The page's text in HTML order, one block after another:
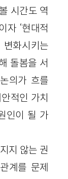
시간도 역
자 ‘현대적
변화시키는
돌봄을 서
의가 흐를
적인 가치
인이 될 가
지 않는 권
계를 문제